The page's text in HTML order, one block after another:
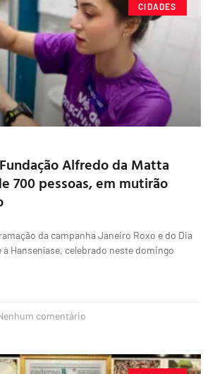
CIDADES
Alfredo da Matta
700 pessoas, em mutirão
da campanha Janeiro Roxo e do Dia
à Hanseníase, celebrado neste domingo
comentário